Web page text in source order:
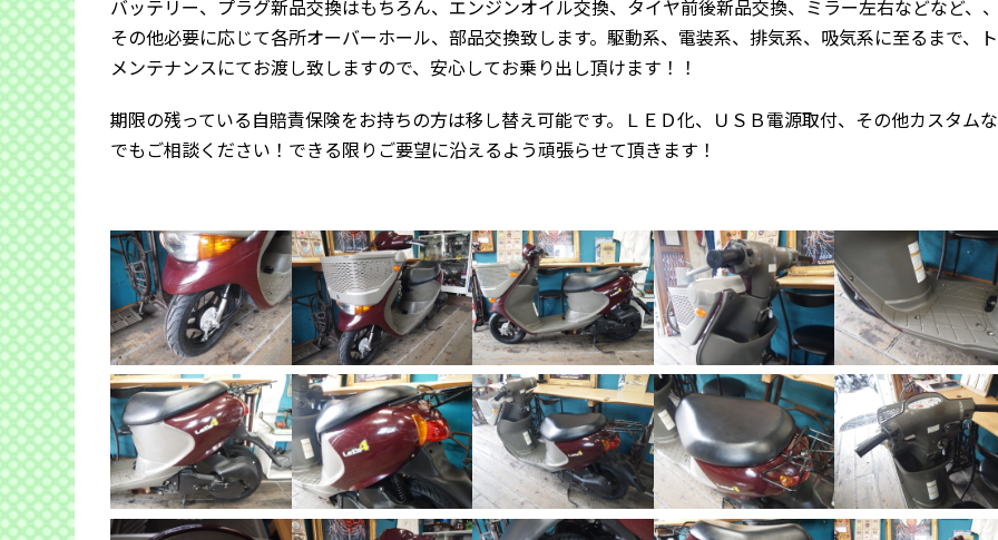
バッテリー、プラグ新品交換はもちろん、エンジンオイル交換、タイヤ前後新品交換、ミラー左右などなど、
その他必要に応じて各所オーバーホール、部品交換致します。駆動系、電装系、排気系、吸気系に至るまで、
メンテナンスにてお渡し致しますので、安心してお乗り出し頂けます！！
期限の残っている自賠責保険をお持ちの方は移し替え可能です。ＬＥＤ化、ＵＳＢ電源取付、その他カスタム
でもご相談ください！できる限りご要望に沿えるよう頑張らせて頂きます！